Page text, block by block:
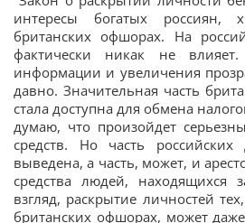
интересы богатых россиян,
британских офшорах. На
фактически никак не влияет.
информации и увеличения
давно. Значительная часть
стала доступна для обмена
думаю, что произойдет
средств. Но часть
выведена, а часть, может, и
средства людей, находящихся
взгляд, раскрытие личностей
британских офшорах, может